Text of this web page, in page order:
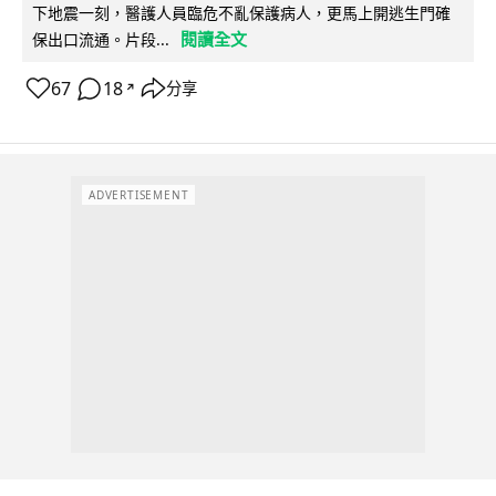
下地震一刻，醫護人員臨危不亂保護病人，更馬上開逃生門確
保出口流通。片段...
閱讀全文
67 18 ↗ 分享
ADVERTISEMENT